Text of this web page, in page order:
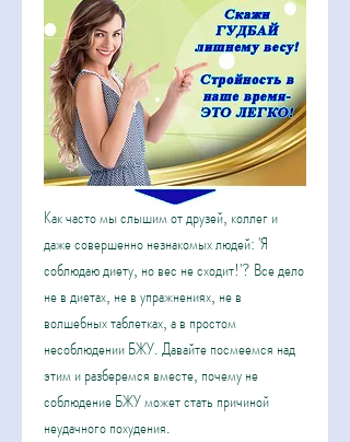
Как часто мы слышим от друзей, коллег и
даже совершенно незнакомых людей: 'Я
соблюдаю диету, но вес не сходит!'? Все дело
не в диетах, не в упражнениях, не в
волшебных таблетках, а в простом
несоблюдении БЖУ. Давайте посмеемся над
этим и разберемся вместе, почему не
соблюдение БЖУ может стать причиной
неудачного похудения.